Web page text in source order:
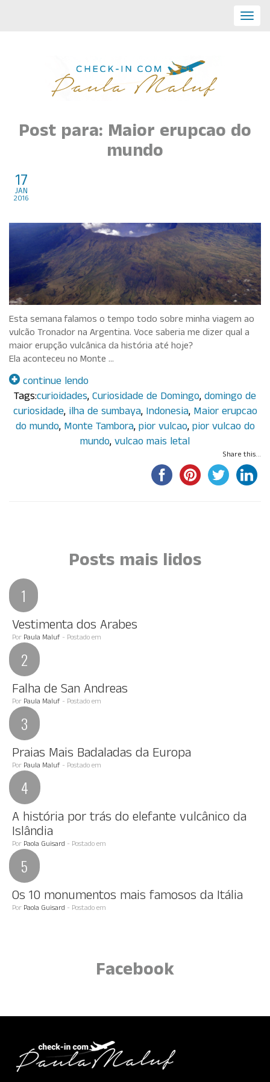
Post para: Maior erupcao do
mundo
17
jan
2016
Esta semana falamos o tempo todo sobre minha viagem ao
vulcão Tronador na Argentina. Voce saberia me dizer qual a
maior erupção vulcânica da história até hoje?
Ela aconteceu no Monte …
continue lendo
Tags:curioidades, Curiosidade de Domingo, domingo de
curiosidade, ilha de sumbaya, Indonesia, Maior erupcao
do mundo, Monte Tambora, pior vulcao, pior vulcao do
mundo, vulcao mais letal
Share this...
Posts mais lidos
Vestimenta dos Arabes
Por Paula Maluf - Postado em
Falha de San Andreas
Por Paula Maluf - Postado em
Praias Mais Badaladas da Europa
Por Paula Maluf - Postado em
A história por trás do elefante vulcânico da
Islândia
Por Paola Guisard - Postado em
Os 10 monumentos mais famosos da Itália
Por Paola Guisard - Postado em
Facebook